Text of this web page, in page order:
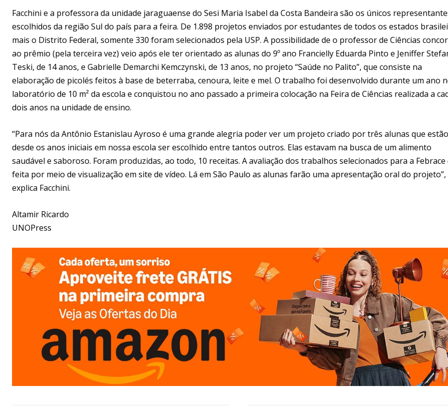
Facchini e a professora da unidade jaraguaense do Sesi Maria Isabel da Costa Bandeira são os únicos
escolhidos da região Sul do país para a feira. De 1.898 projetos enviados por estudantes de todos os estados
mais o Distrito Federal, somente 330 foram selecionados pela USP. A possibilidade de o professor de Ciências
ao prêmio (pela terceira vez) veio após ele ter orientado as alunas do 9º ano Francielly Eduarda Pinto e Jeniffer
Teski, de 14 anos, e Gabrielle Demarchi Kemczynski, de 13 anos, no projeto “Saúde no Palito”, que consiste na
elaboração de picolés feitos à base de beterraba, cenoura, leite e mel. O trabalho foi desenvolvido durante um ano
laboratório de 10 m² da escola e conquistou no ano passado a primeira colocação na Feira de Ciências realizada a
dois anos na unidade de ensino.
“Para nós da Antônio Estanislau Ayroso é uma grande alegria poder ver um projeto criado por três alunas que estão
desde os anos iniciais em nossa escola ser escolhido entre tantos outros. Elas estavam na busca de um alimento
saudável e saboroso. Foram produzidas, ao todo, 10 receitas. A avaliação dos trabalhos selecionados para a Febrace
feita por meio de visualização em site de vídeo. Lá em São Paulo as alunas farão uma apresentação oral do projeto”,
explica Facchini.
Altamir Ricardo
UNOPress